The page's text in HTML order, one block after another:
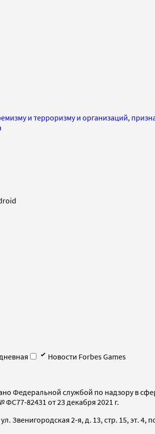
и терроризму и организаций,
Новости Forbes Games
Федеральной службой по надзору в
82431 от 23 декабря 2021 г.
Звенигородская 2-я, д. 13, стр. 15, эт. 4,